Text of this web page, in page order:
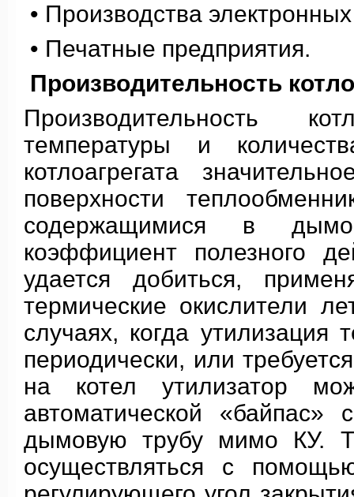
• Производства
• Печатные предприятия.
Производительность
Производительность
температуры и
котлоагрегата
поверхности
содержащимися в
коэффициент полезного
удается добиться,
термические окислители
случаях, когда утилизация
периодически, или
на котел утилизатор
автоматической
дымовую трубу мимо КУ.
осуществляться с